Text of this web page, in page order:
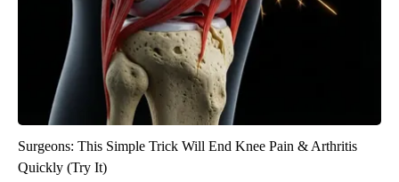
Surgeons: This Simple Trick Will End Knee Pain & Arthritis
Quickly (Try It)